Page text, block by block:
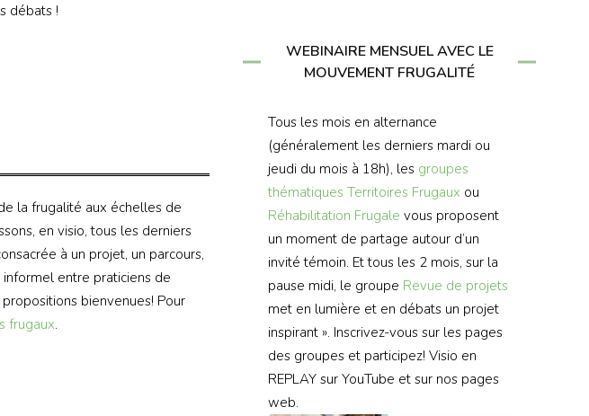
débats !
la frugalité aux échelles de
en visio, tous les derniers
à un projet, un parcours,
informel entre praticiens de
bienvenues! Pour
frugaux.
WEBINAIRE MENSUEL AVEC LE
MOUVEMENT FRUGALITÉ
Tous les mois en alternance
(généralement les derniers mardi ou
jeudi du mois à 18h), les groupes
thématiques Territoires Frugaux ou
Réhabilitation Frugale vous proposent
un moment de partage autour d’un
invité témoin. Et tous les 2 mois, sur la
pause midi, le groupe Revue de projets
met en lumière et en débats un projet
inspirant ». Inscrivez-vous sur les pages
des groupes et participez! Visio en
REPLAY sur YouTube et sur nos pages
web.